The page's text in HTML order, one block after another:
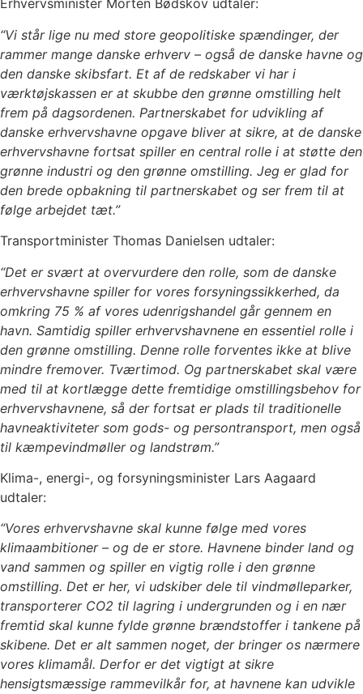
Erhvervsminister Morten Bødskov udtaler:
“Vi står lige nu med store geopolitiske spændinger, der
rammer mange danske erhverv – også de danske havne og
den danske skibsfart. Et af de redskaber vi har i
værktøjskassen er at skubbe den grønne omstilling helt
frem på dagsordenen. Partnerskabet for udvikling af
danske erhvervshavne opgave bliver at sikre, at de danske
erhvervshavne fortsat spiller en central rolle i at støtte den
grønne industri og den grønne omstilling. Jeg er glad for
den brede opbakning til partnerskabet og ser frem til at
følge arbejdet tæt.”
Transportminister Thomas Danielsen udtaler:
“Det er svært at overvurdere den rolle, som de danske
erhvervshavne spiller for vores forsyningssikkerhed, da
omkring 75 % af vores udenrigshandel går gennem en
havn. Samtidig spiller erhvervshavnene en essentiel rolle i
den grønne omstilling. Denne rolle forventes ikke at blive
mindre fremover. Tværtimod. Og partnerskabet skal være
med til at kortlægge dette fremtidige omstillingsbehov for
erhvervshavnene, så der fortsat er plads til traditionelle
havneaktiviteter som gods- og persontransport, men også
til kæmpevindmøller og landstrøm.”
Klima-, energi-, og forsyningsminister Lars Aagaard
udtaler:
“Vores erhvervshavne skal kunne følge med vores
klimaambitioner – og de er store. Havnene binder land og
vand sammen og spiller en vigtig rolle i den grønne
omstilling. Det er her, vi udskiber dele til vindmølleparker,
transporterer CO2 til lagring i undergrunden og i en nær
fremtid skal kunne fylde grønne brændstoffer i tankene på
skibene. Det er alt sammen noget, der bringer os nærmere
vores klimamål. Derfor er det vigtigt at sikre
hensigtsmæssige rammevilkår for, at havnene kan udvikle